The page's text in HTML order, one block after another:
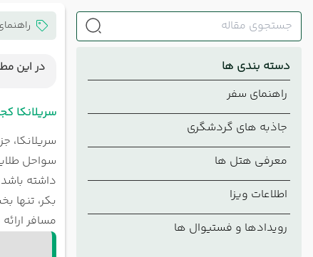
دسته بندی ها
راهنمای سفر
جاذبه های گردشگری
معرفی هتل ها
اطلاعات ویزا
رویدادها و فستیوال ها
در این
کشور
چرا
مردم
حیات
سریلانکا
سواحل
داشته
بکر، تنها
مسافر